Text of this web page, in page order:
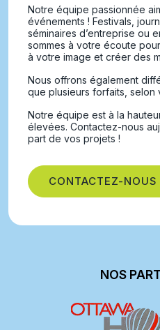
Notre équipe passionnée
événements ! Festivals,
séminaires d’entreprise ou
sommes à votre écoute
à votre image et créer des
Nous offrons également
que plusieurs forfaits, selon
Notre équipe est à la
élevées. Contactez-nous
part de vos projets !
CONTACTEZ-NOUS
NOS